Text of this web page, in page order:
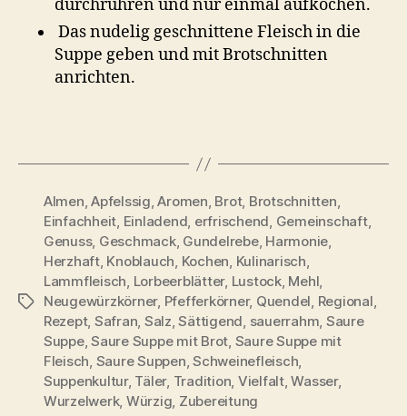
durchrühren und nur einmal aufkochen.
Das nudelig geschnittene Fleisch in die
Suppe geben und mit Brotschnitten
anrichten.
Schlagwörter
Almen,Apfelssig,Aromen, Brot, Brotschnitten,
Einfachheit, Einladend, erfrischend, Gemeinschaft,
Genuss, Geschmack, Gundelrebe, Harmonie,
Herzhaft, Knoblauch, Kochen, Kulinarisch,
Lammfleisch, Lorbeerblätter, Lustock, Mehl,
Neugewürzkörner, Pfefferkörner, Quendel, Regional,
Rezept, Safran, Salz,Sättigend, sauerrahm, Saure
Suppe,Saure Suppe mit Brot, Saure Suppe mit
Fleisch, Saure Suppen,Schweinefleisch,
Suppenkultur, Täler, Tradition, Vielfalt,Wasser,
Wurzelwerk, Würzig, Zubereitung